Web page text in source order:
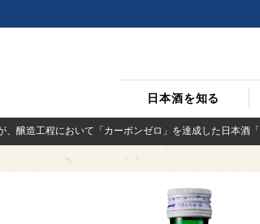
日本酒を知る
、醸造工程において「カーボンゼロ」を達成した日本酒